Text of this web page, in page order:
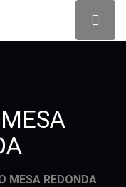
MESA REDONDA